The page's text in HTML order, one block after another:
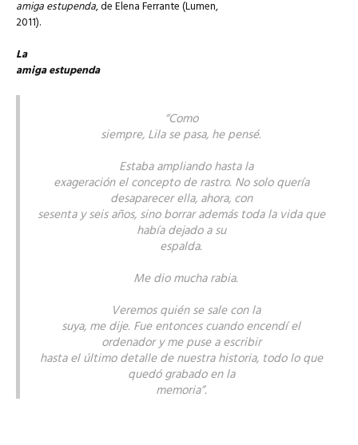
amiga estupenda, de Elena Ferrante (Lumen,
2011).
La
amiga estupenda
“Como
siempre, Lila se pasa, he pensé.
Estaba ampliando hasta la
exageración el concepto de rastro. No solo quería
desaparecer ella, ahora, con
sesenta y seis años, sino borrar además toda la vida que
había dejado a su
espalda.
Me dio mucha rabia.
Veremos quién se sale con la
suya, me dije. Fue entonces cuando encendí el
ordenador y me puse a escribir
hasta el último detalle de nuestra historia, todo lo que
quedó grabado en la
memoria”.